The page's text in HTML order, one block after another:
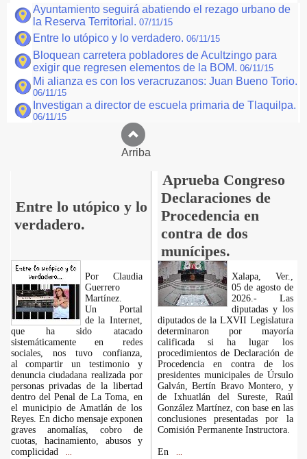
Ayuntamiento seguirá abatiendo el rezago urbano de
la Reserva Territorial. 07/11/15
Entre lo utópico y lo verdadero. 06/11/15
Bloquean carretera pobladores de Acultzingo para
exigir que regresen elementos de la BOM. 06/11/15
Mi alianza es con los veracruzanos: Juan Bueno Torio.
06/11/15
Investigan a director de escuela primaria de Tlaquilpa.
06/11/15
Arriba
Entre lo utópico y lo
verdadero.
Aprueba Congreso
Declaraciones de
Procedencia en
contra de dos
munícipes.
Por Claudia
Guerrero
Martínez.
​Un Portal
de la Internet,
que ha sido atacado
sistemáticamente en redes
sociales, nos tuvo confianza,
al compartir un testimonio y
denuncia ciudadana realizada por
personas privadas de la libertad
dentro del Penal de La Toma, en
el municipio de Amatlán de los
Reyes. En dicho mensaje exponen
graves anomalías, cobro de
cuotas, hacinamiento, abusos y
complicidad
Xalapa, Ver.,
05 de agosto de
2026.- Las
diputadas y los
diputados de la LXVII Legislatura
determinaron por mayoría
calificada si ha lugar los
procedimientos de Declaración de
Procedencia en contra de los
presidentes municipales de Úrsulo
Galván, Bertín Bravo Montero, y
de Ixhuatlán del Sureste, Raúl
González Martínez, con base en las
conclusiones presentadas por la
Comisión Permanente Instructora.
En